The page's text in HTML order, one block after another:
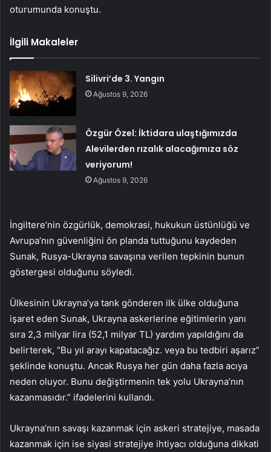
oturumunda konuştu.
İlgili Makaleler
Silivri’de 3. Yangın
Ağustos 9, 2026
Özgür Özel: İktidara ulaştığımızda
Alevilerden rızalık alacağımıza söz
veriyorum!
Ağustos 9, 2026
İngiltere’nin özgürlük, demokrasi, hukukun üstünlüğü ve
Avrupa’nın güvenliğini ön planda tuttuğunu kaydeden
Sunak, Rusya-Ukrayna savaşına verilen tepkinin bunun
göstergesi olduğunu söyledi.
Ülkesinin Ukrayna’ya tank gönderen ilk ülke olduğuna
işaret eden Sunak, Ukrayna askerlerine eğitimlerin yanı
sıra 2,3 milyar lira (52,1 milyar TL) yardım yapıldığını da
belirterek, “Bu yıl arayı kapatacağız. veya bu tedbiri aşarız”
şeklinde konuştu. Ancak Rusya her gün daha fazla acıya
neden oluyor. Bunu değiştirmenin tek yolu Ukrayna’nın
kazanmasıdır.” ifadelerini kullandı.
Ukrayna’nın savaşı kazanmak için askeri stratejiye, masada
kazanmak için ise siyasi stratejiye ihtiyacı olduğuna dikkati